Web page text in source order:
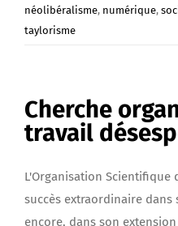
néolibéralisme, numérique,
taylorisme
Cherche
travail
L'Organisation Scientifique
succès extraordinaire
encore, dans son